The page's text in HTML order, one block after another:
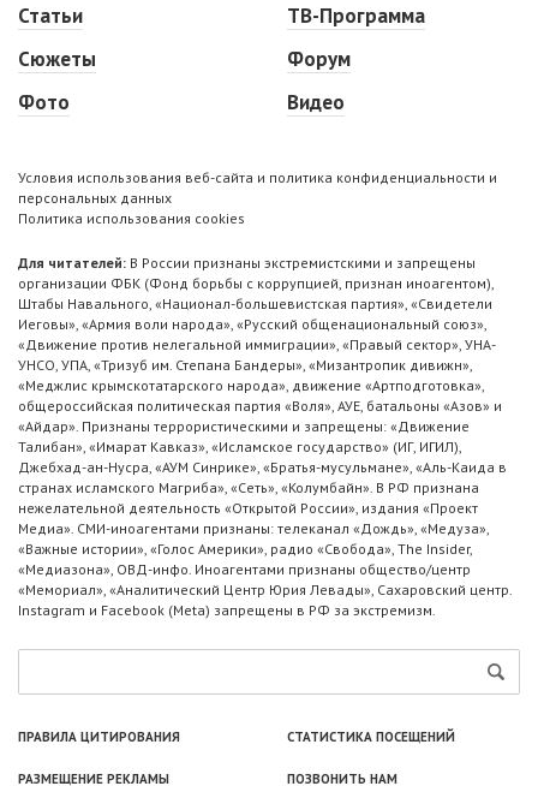
Статьи
Сюжеты
Фото
ТВ-Программа
Форум
Видео
Условия использования веб-сайта и политика конфиденциальности и
персональных данных
Политика использования cookies
Для читателей: В России признаны экстремистскими и запрещены
организации ФБК (Фонд борьбы с коррупцией, признан иноагентом),
Штабы Навального, «Национал-большевистская партия», «Свидетели
Иеговы», «Армия воли народа», «Русский общенациональный союз»,
«Движение против нелегальной иммиграции», «Правый сектор», УНА-
УНСО, УПА, «Тризуб им. Степана Бандеры», «Мизантропик дивижн»,
«Меджлис крымскотатарского народа», движение «Артподготовка»,
общероссийская политическая партия «Воля», АУЕ, батальоны «Азов» и
«Айдар». Признаны террористическими и запрещены: «Движение
Талибан», «Имарат Кавказ», «Исламское государство» (ИГ, ИГИЛ),
Джебхад-ан-Нусра, «АУМ Синрике», «Братья-мусульмане», «Аль-Каида в
странах исламского Магриба», «Сеть», «Колумбайн». В РФ признана
нежелательной деятельность «Открытой России», издания «Проект
Медиа». СМИ-иноагентами признаны: телеканал «Дождь», «Медуза»,
«Важные истории», «Голос Америки», радио «Свобода», The Insider,
«Медиазона», ОВД-инфо. Иноагентами признаны общество/центр
«Мемориал», «Аналитический Центр Юрия Левады», Сахаровский центр.
Instagram и Facebook (Metа) запрещены в РФ за экстремизм.
ПРАВИЛА ЦИТИРОВАНИЯ СТАТИСТИКА ПОСЕЩЕНИЙ
РАЗМЕЩЕНИЕ РЕКЛАМЫ ПОЗВОНИТЬ НАМ